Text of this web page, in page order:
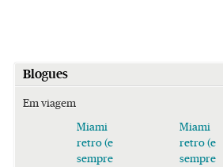
Blogues
Em viagem
Miami
retro (e
sempre
Miami
retro (e
sempre